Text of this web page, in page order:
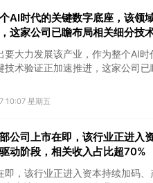
个AI时代的关键数字底座，该领
这家公司已瞻布局相关细分技
要大力发展该产业，作为整个AI
技术验证正加速推进，这家公司
10:07 星期五
部公司上市在即，该行业正进入
动阶段，相关收入占比超70%
即，该行业正进入资本持续加码